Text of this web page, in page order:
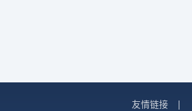
友情链接 |